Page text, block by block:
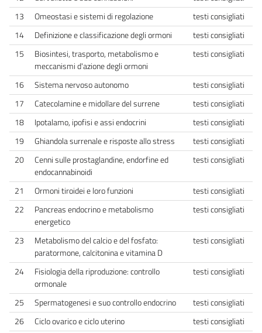
13
Omeostasi e sistemi di regolazione
testi consigliati
14
Definizione e classificazione degli ormoni
testi consigliati
15
Biosintesi, trasporto, metabolismo e
meccanismi d'azione degli ormoni
testi consigliati
16 Sistema nervoso autonomo
testi consigliati
17
Catecolamine e midollare del surrene
testi consigliati
18
Ipotalamo, ipofisi e assi endocrini
testi consigliati
19
Ghiandola surrenale e risposte allo stress
testi consigliati
20
Cenni sulle prostaglandine, endorfine ed
endocannabinoidi
testi consigliati
21 Ormoni tiroidei e loro funzioni
testi consigliati
22
Pancreas endocrino e metabolismo
energetico
testi consigliati
23
Metabolismo del calcio e del fosfato:
paratormone, calcitonina e vitamina D
testi consigliati
24
Fisiologia della riproduzione: controllo
ormonale
testi consigliati
25 Spermatogenesi e suo controllo endocrino
testi consigliati
26
Ciclo ovarico e ciclo uterino
testi consigliati